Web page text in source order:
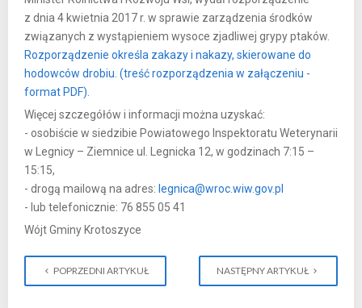
z dnia 4 kwietnia 2017 r. w sprawie zarządzenia środków
związanych z wystąpieniem wysoce zjadliwej grypy ptaków.
Rozporządzenie określa zakazy i nakazy, skierowane do
hodowców drobiu. (treść rozporządzenia w załączeniu -
format PDF).
Więcej szczegółów i informacji można uzyskać:
- osobiście w siedzibie Powiatowego Inspektoratu Weterynarii
w Legnicy – Ziemnice ul. Legnicka 12, w godzinach 7:15 –
15:15,
- drogą mailową na adres: legnica@wroc.wiw.gov.pl
- lub telefonicznie: 76 855 05 41
Wójt Gminy Krotoszyce
POPRZEDNI ARTYKUŁ NASTĘPNY ARTYKUŁ